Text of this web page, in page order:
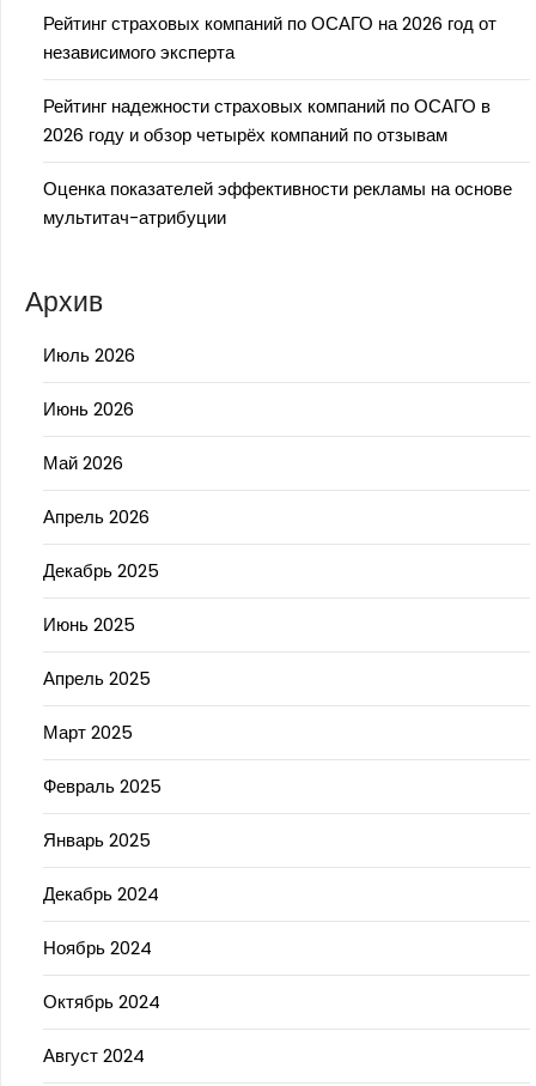
Рейтинг страховых компаний по ОСАГО на 2026 год от
независимого эксперта
Рейтинг надежности страховых компаний по ОСАГО в
2026 году и обзор четырёх компаний по отзывам
Оценка показателей эффективности рекламы на основе
мультитач-атрибуции
Архив
Июль 2026
Июнь 2026
Май 2026
Апрель 2026
Декабрь 2025
Июнь 2025
Апрель 2025
Март 2025
Февраль 2025
Январь 2025
Декабрь 2024
Ноябрь 2024
Октябрь 2024
Август 2024